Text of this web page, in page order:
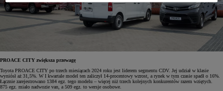
PROACE CITY zwiększa przewagę
Toyota PROACE CITY po trzech miesiącach 2024 roku jest liderem segmentu CDV. Jej udział w klasie
wyniósł aż 31,5%. W I kwartale model ten zaliczył 14-procentowy wzrost, a rynek w tym czasie spadł o 16%.
Łącznie zarejestrowano 1384 egz. tego modelu – więcej niż trzech kolejnych konkurentów razem wziętych.
875 egz. miało nadwozie van, a 509 egz. to wersje osobowe.